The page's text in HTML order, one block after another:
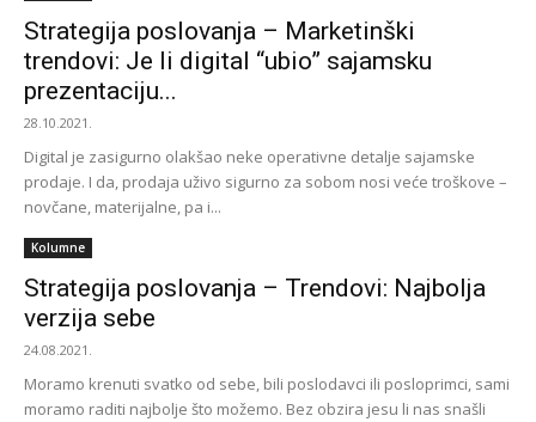
Strategija poslovanja – Marketinški
trendovi: Je li digital “ubio” sajamsku
prezentaciju...
28.10.2021.
Digital je zasigurno olakšao neke operativne detalje sajamske
prodaje. I da, prodaja uživo sigurno za sobom nosi veće troškove –
novčane, materijalne, pa i...
Kolumne
Strategija poslovanja – Trendovi: Najbolja
verzija sebe
24.08.2021.
Moramo krenuti svatko od sebe, bili poslodavci ili posloprimci, sami
moramo raditi najbolje što možemo. Bez obzira jesu li nas snašli